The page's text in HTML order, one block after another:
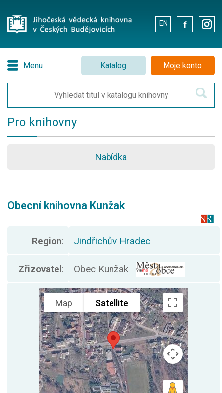
EN . .
Menu Katalog Moje konto
Pro knihovny
Nabídka
Obecní knihovna Kunžak
Region: Jindřichův Hradec
Zřizovatel: Obec Kunžak